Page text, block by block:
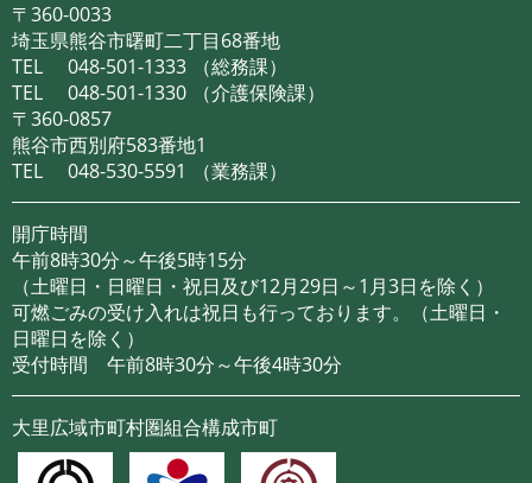
〒360-0033
埼玉県熊谷市曙町二丁目68番地
TEL
048-501-1333
（総務課）
TEL
048-501-1330
（介護保険課）
〒360-0857
熊谷市西別府583番地1
TEL
048-530-5591 （業務課）
開庁時間
午前8時30分～午後5時15分
（土曜日・日曜日・祝日及び12月29日～1月3日を除く）
可燃ごみの受け入れは祝日も行っております。（土曜日・
日曜日を除く）
受付時間 午前8時30分～午後4時30分
大里広域市町村圏組合構成市町